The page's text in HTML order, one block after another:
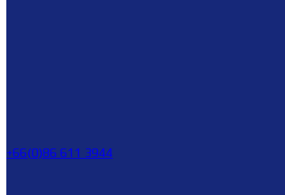
+66(0)86 611 3944